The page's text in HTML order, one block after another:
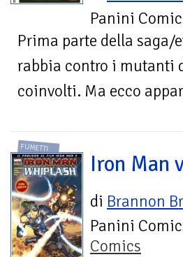
Panini
Prima parte della saga/
rabbia contro i mutanti
coinvolti. Ma ecco
FUMETTI
Iron Man
di Brannon
Panini
Comics